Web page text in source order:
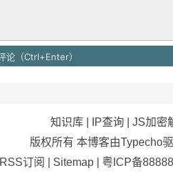
知识库 IP查询 JS加密
版权所有 本博客由Typecho
RSS订阅
Sitemap| 粤ICP备